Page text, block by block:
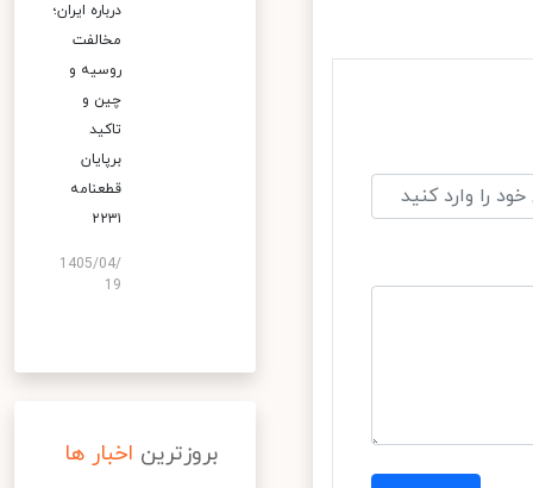
درباره ایران؛
مخالفت
روسیه و
چین و
تاکید
برپایان
قطعنامه
۲۲۳۱
1405/04/
19
بروزترین اخبار ها